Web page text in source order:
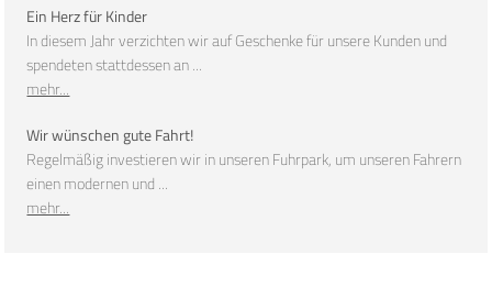
Ein Herz für Kinder
In diesem Jahr verzichten wir auf Geschenke für unsere Kunden und
spendeten stattdessen an ...
mehr...
Wir wünschen gute Fahrt!
Regelmäßig investieren wir in unseren Fuhrpark, um unseren Fahrern
einen modernen und ...
mehr...